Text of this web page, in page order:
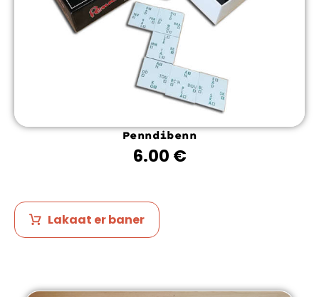
Penndibenn
6.00 €
Lakaat er baner